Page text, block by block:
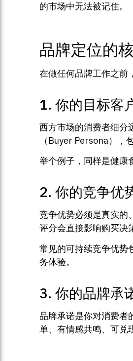
的市场中无法被记住。
品牌定位的
在做任何品牌工作之前
1. 你的目标客
西方市场的消费者细分
（Buyer Persona），
举个例子，同样是健康
2. 你的竞争优
竞争优势必须是真实
评分会直接影响购买决
常见的可持续竞争优势
务体验。
3. 你的品牌承
品牌承诺是你对消费者
单、有情感共鸣、可兑